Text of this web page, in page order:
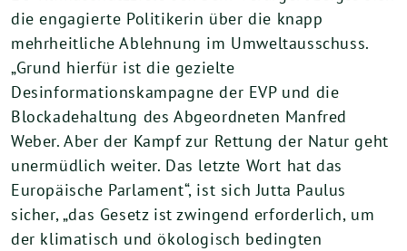
die engagierte Politikerin über die knapp
mehrheitliche Ablehnung im Umweltausschuss.
„Grund hierfür ist die gezielte
Desinformationskampagne der EVP und die
Blockadehaltung des Abgeordneten Manfred
Weber. Aber der Kampf zur Rettung der Natur geht
unermüdlich weiter. Das letzte Wort hat das
Europäische Parlament“, ist sich Jutta Paulus
sicher, „das Gesetz ist zwingend erforderlich, um
der klimatisch und ökologisch bedingten